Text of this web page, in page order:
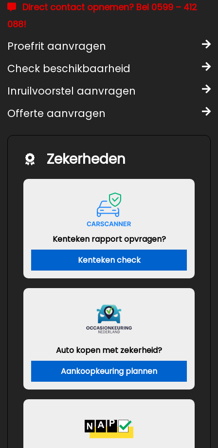
Direct contact opnemen? Bel 0599 – 412
088!
Proefrit aanvragen
Check beschikbaarheid
Inruilvoorstel aanvragen
Offerte aanvragen
Zekerheden
Kenteken rapport opvragen?
Kenteken check
Auto kopen met zekerheid?
Aankoopkeuring plannen